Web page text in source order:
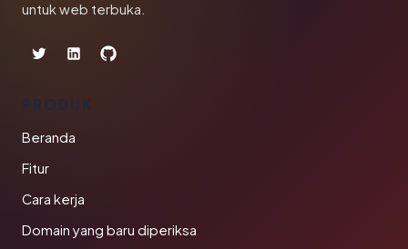
untuk web terbuka.
PRODUK
Beranda
Fitur
Cara kerja
Domain yang baru diperiksa